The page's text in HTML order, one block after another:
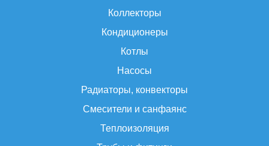
Коллекторы
Кондиционеры
Котлы
Насосы
Радиаторы, конвекторы
Смесители и санфаянс
Теплоизоляция